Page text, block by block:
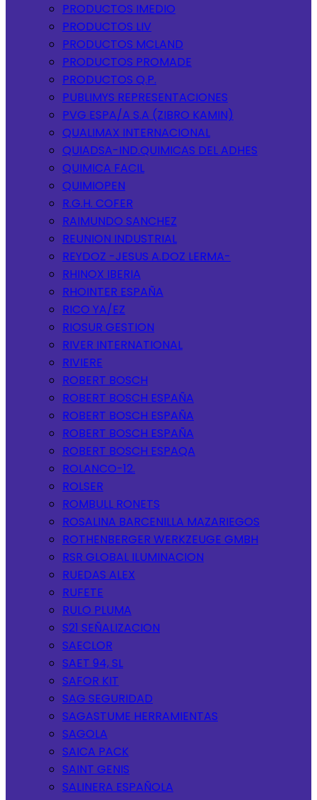
PRODUCTOS IMEDIO
PRODUCTOS LIV
PRODUCTOS MCLAND
PRODUCTOS PROMADE
PRODUCTOS Q.P.
PUBLIMYS REPRESENTACIONES
PVG ESPA/A S.A (ZIBRO KAMIN)
QUALIMAX INTERNACIONAL
QUIADSA-IND.QUIMICAS DEL ADHES
QUIMICA FACIL
QUIMIOPEN
R.G.H. COFER
RAIMUNDO SANCHEZ
REUNION INDUSTRIAL
REYDOZ -JESUS A.DOZ LERMA-
RHINOX IBERIA
RHOINTER ESPAÑA
RICO YA/EZ
RIOSUR GESTION
RIVER INTERNATIONAL
RIVIERE
ROBERT BOSCH
ROBERT BOSCH ESPAÑA
ROBERT BOSCH ESPAÑA
ROBERT BOSCH ESPAÑA
ROBERT BOSCH ESPAQA
ROLANCO-12.
ROLSER
ROMBULL RONETS
ROSALINA BARCENILLA MAZARIEGOS
ROTHENBERGER WERKZEUGE GMBH
RSR GLOBAL ILUMINACION
RUEDAS ALEX
RUFETE
RULO PLUMA
S21 SEÑALIZACION
SAECLOR
SAET 94, SL
SAFOR KIT
SAG SEGURIDAD
SAGASTUME HERRAMIENTAS
SAGOLA
SAICA PACK
SAINT GENIS
SALINERA ESPAÑOLA